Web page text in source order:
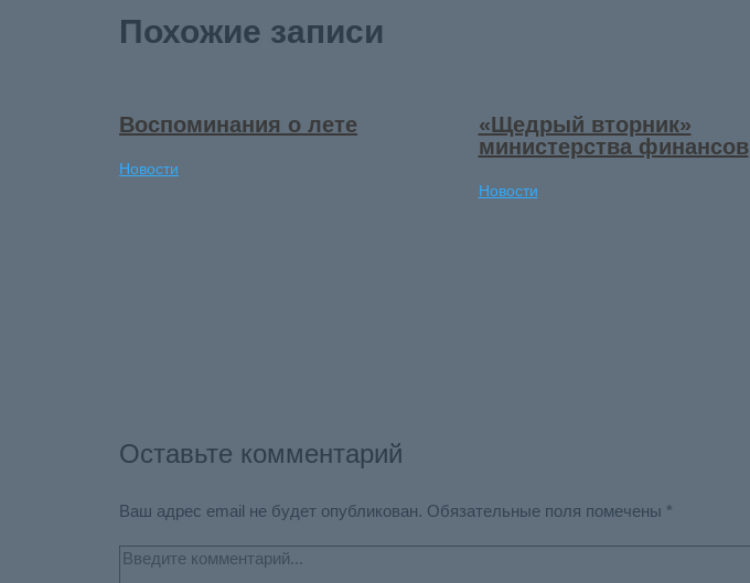
Похожие записи
Воспоминания о лете
Новости
«Щедрый вторник»
министерства финансов
Новости
Оставьте комментарий
Ваш адрес email не будет опубликован. Обязательные поля помечены *
Введите
комментарий...